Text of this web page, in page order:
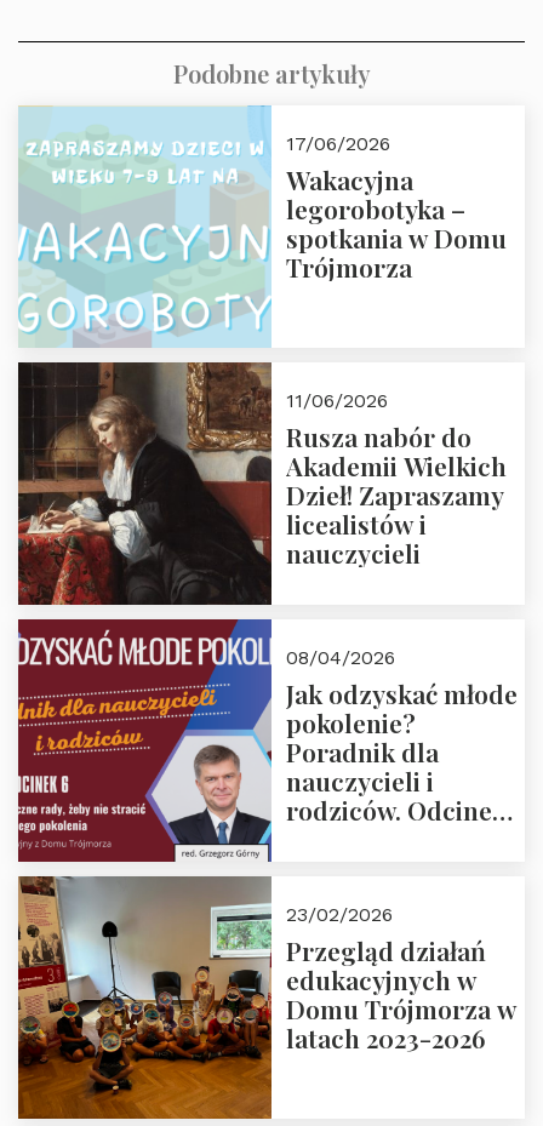
Podobne artykuły
17/06/2026
Wakacyjna
legorobotyka –
spotkania w Domu
Trójmorza
11/06/2026
Rusza nabór do
Akademii Wielkich
Dzieł! Zapraszamy
licealistów i
nauczycieli
08/04/2026
Jak odzyskać młode
pokolenie?
Poradnik dla
nauczycieli i
rodziców. Odcinek
Rozmawiają red.
Grzegorz Górny i
prof. Michał
Łuczewski
23/02/2026
Przegląd działań
edukacyjnych w
Domu Trójmorza w
latach 2023-2026